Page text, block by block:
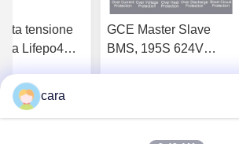
tensione
Lifepo4
125A
il migliore
GCE Master Slave
BMS, 195S 624V
cara